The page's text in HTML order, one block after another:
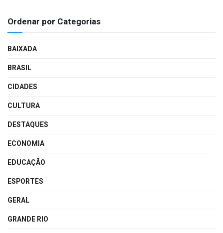
Ordenar por Categorias
BAIXADA
BRASIL
CIDADES
CULTURA
DESTAQUES
ECONOMIA
EDUCAÇÃO
ESPORTES
GERAL
GRANDE RIO